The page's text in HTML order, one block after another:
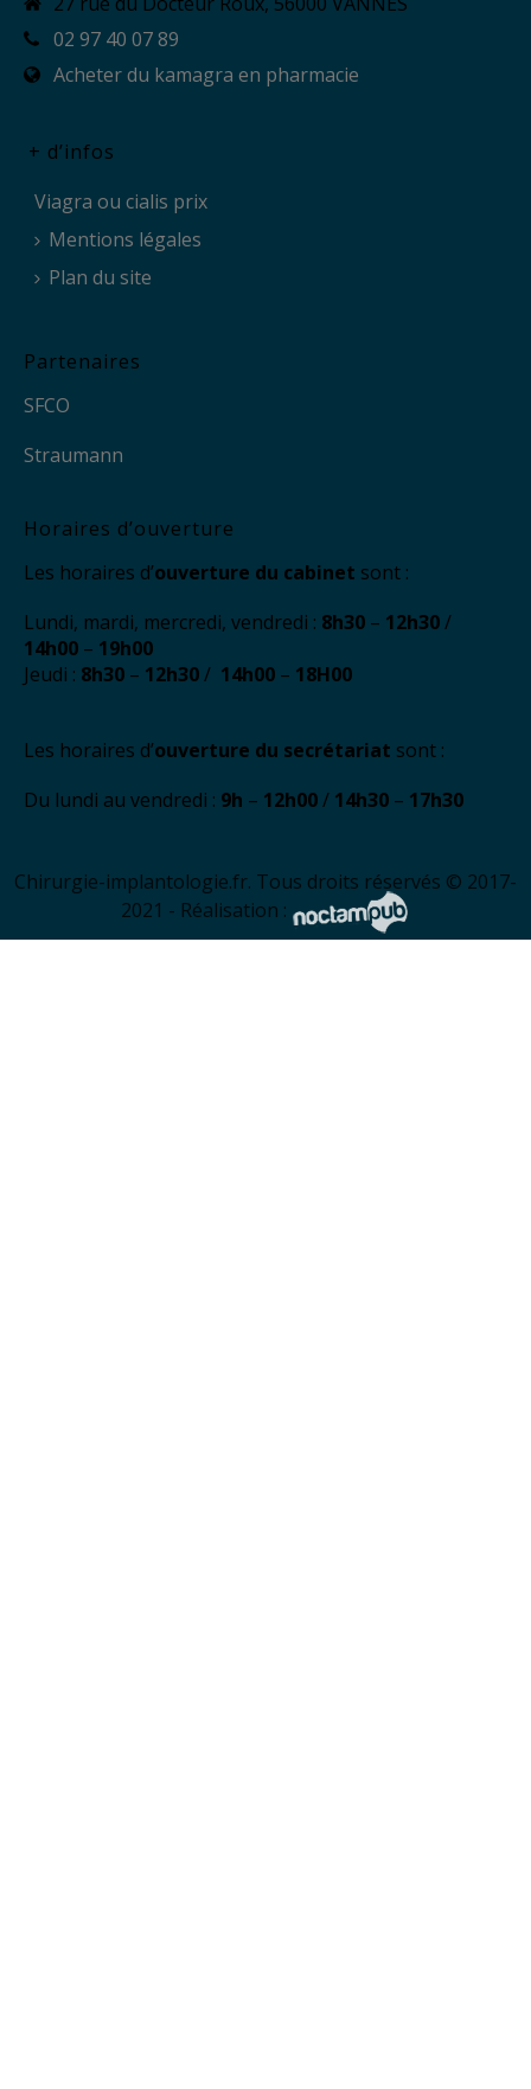
02 97 40 07 89
Acheter du kamagra en pharmacie
+ d’infos
Viagra ou cialis prix
Mentions légales
Plan du site
Partenaires
SFCO
Straumann
Horaires d’ouverture
Les horaires d’ouverture du cabinet sont :
Lundi, mardi, mercredi, vendredi : 8h30 – 12h30/
14h00 – 19h00
Jeudi : 8h30 – 12h30/ 14h00 – 18H00
Les horaires d’ouverture du secrétariat sont :
Du lundi au vendredi : 9h – 12h00/ 14h30 – 17h30
Chirurgie-implantologie.fr. Tous droits réservés © 2017-
2021 - Réalisation :